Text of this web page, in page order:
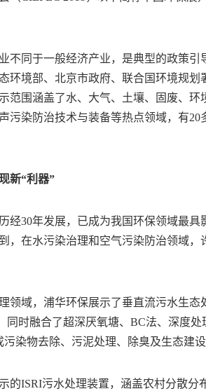
不同于一般经济产业，是典型的政策引
环境部、北京市政府、联合国环境规划
范围涵盖了水、大气、土壤、固废、环
污染防治技术与装备等热点领域，有20
新“利器”
经30年发展，已成为我国环保领域最
，在水污染治理和空气污染防治领域，
领域，浦华环保展示了垂直流污水生态
同时融合了超深厌氧塘、BC法、深度
染物去除、污泥处理、除臭及生态建设
的ISRI污水处理装置，涵盖农村分散分